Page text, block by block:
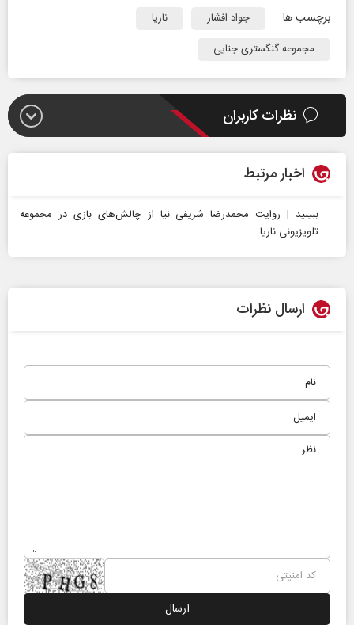
برچسب ها: جواد افشار
ناریا
مجموعه گنگستری جنایی
نظرات کاربران
اخبار مرتبط
ببینید | روایت محمدرضا شریفی نیا از چالش‌های بازی در مجموعه
تلویزیونی ناریا
ارسال نظرات